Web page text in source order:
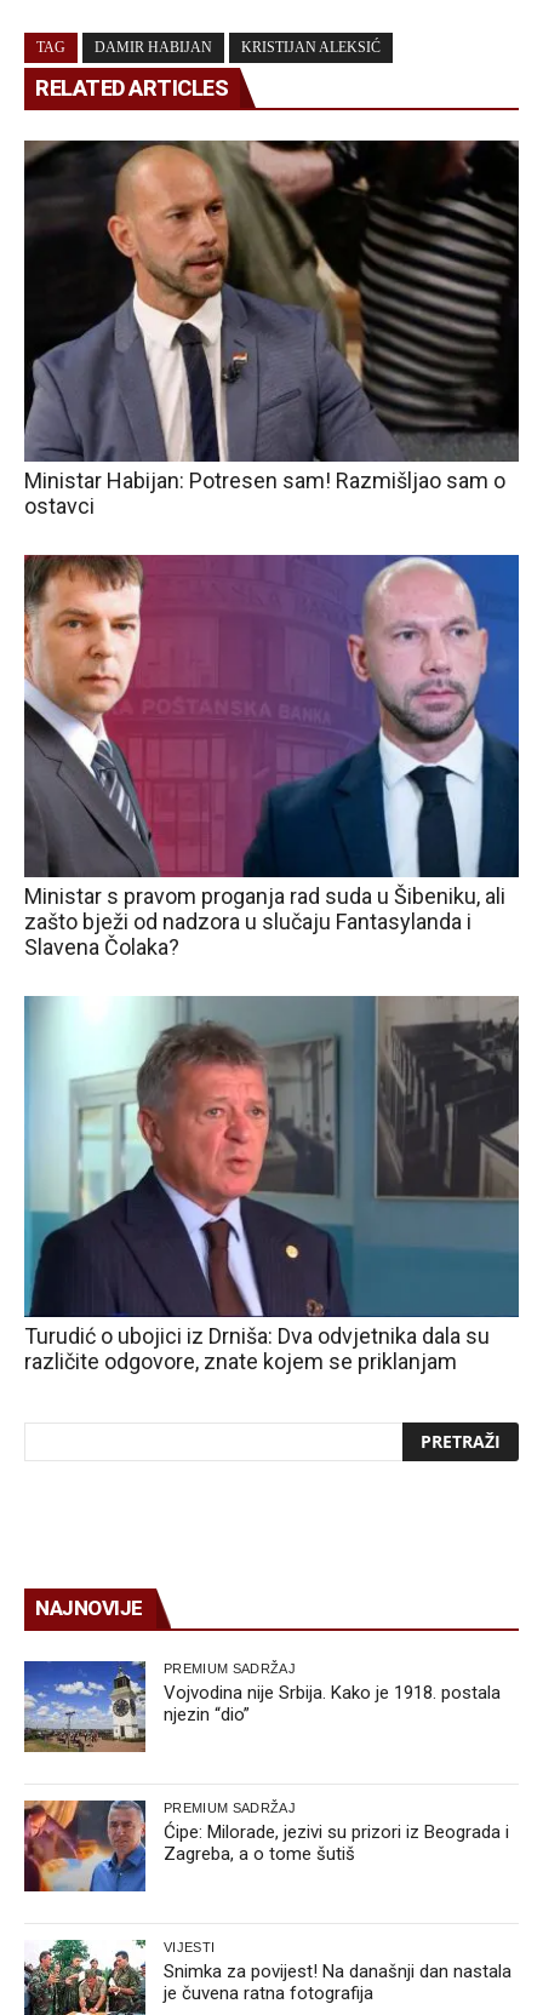
TAG DAMIR HABIJAN KRISTIJAN ALEKSIĆ
RELATED ARTICLES
Ministar Habijan: Potresen sam! Razmišljao sam o
ostavci
Ministar s pravom proganja rad suda u Šibeniku, ali
zašto bježi od nadzora u slučaju Fantasylanda i
Slavena Čolaka?
Turudić o ubojici iz Drniša: Dva odvjetnika dala su
različite odgovore, znate kojem se priklanjam
NAJNOVIJE
PREMIUM SADRŽAJ
Vojvodina nije Srbija. Kako je 1918. postala
njezin “dio”
PREMIUM SADRŽAJ
Ćipe: Milorade, jezivi su prizori iz Beograda i
Zagreba, a o tome šutiš
VIJESTI
Snimka za povijest! Na današnji dan nastala
je čuvena ratna fotografija